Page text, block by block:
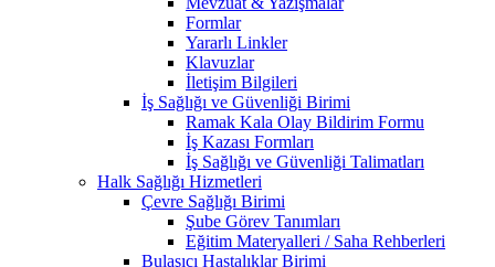
Formlar
Yararlı Linkler
Klavuzlar
İletişim Bilgileri
İş Sağlığı ve Güvenliği Birimi
Ramak Kala Olay Bildirim Formu
İş Kazası Formları
İş Sağlığı ve Güvenliği Talimatları
Halk Sağlığı Hizmetleri
Çevre Sağlığı Birimi
Şube Görev Tanımları
Eğitim Materyalleri / Saha Rehberleri
Bulaşıcı Hastalıklar Birimi